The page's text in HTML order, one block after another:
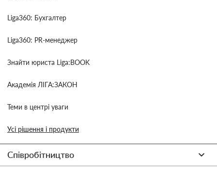
Liga360: Бухгалтер
Liga360: PR-менеджер
Знайти юриста Liga:BOOK
Академія ЛІГА:ЗАКОН
Теми в центрі уваги
Усі рішення і продукти
Співробітництво